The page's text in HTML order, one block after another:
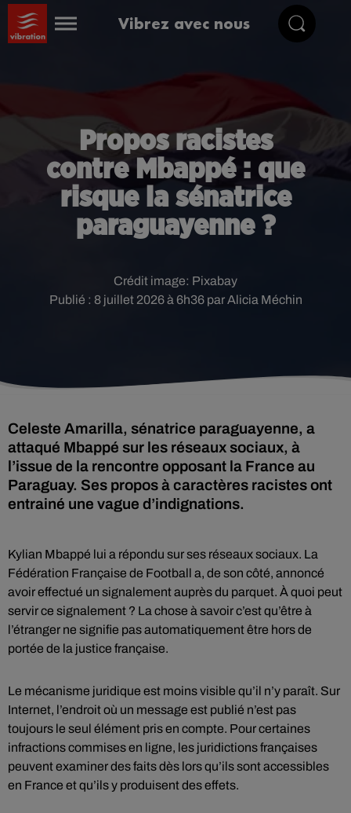
Vibrez avec nous
Propos racistes
contre Mbappé : que
risque la sénatrice
paraguayenne ?
Publié : 8 juillet 2026 à 6h36 par Alicia Méchin
Crédit image: Pixabay
Celeste Amarilla, sénatrice paraguayenne, a
attaqué Mbappé sur les réseaux sociaux, à
l’issue de la rencontre opposant la France au
Paraguay. Ses propos à caractères racistes ont
entrainé une vague d’indignations.
Kylian Mbappé lui a répondu sur ses réseaux sociaux. La
Fédération Française de Football a, de son côté, annoncé
avoir effectué un signalement auprès du parquet. À quoi peut
servir ce signalement ? La chose à savoir c’est qu’être à
l’étranger ne signifie pas automatiquement être hors de
portée de la justice française.
Le mécanisme juridique est moins visible qu’il n’y paraît. Sur
Internet, l’endroit où un message est publié n’est pas
toujours le seul élément pris en compte. Pour certaines
infractions commises en ligne, les juridictions françaises
peuvent examiner des faits dès lors qu’ils sont accessibles
en France et qu’ils y produisent des effets.